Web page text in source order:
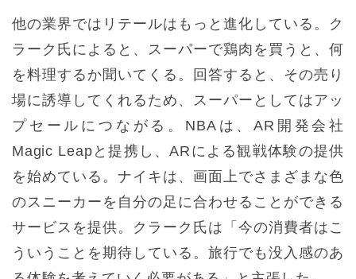
他の業界ではリテールはもっと進化している。ク
ラーク氏によると、スーパーで鶏肉を買うと、何
を料理するか聞いてくる。回答すると、その売り
場に誘導してくれるため、スーパーとしてはアッ
プセールにつながる。NBAは、AR開発会社
Magic Leapと提携し、ARによる観戦体験の提供
を始めている。ナイキは、画面上でさまざまな色
のスニーカーを自分の足に合わせることができる
サービスを提供。クラーク氏は「今の消費者はこ
ういうことを期待している。旅行でも没入感のあ